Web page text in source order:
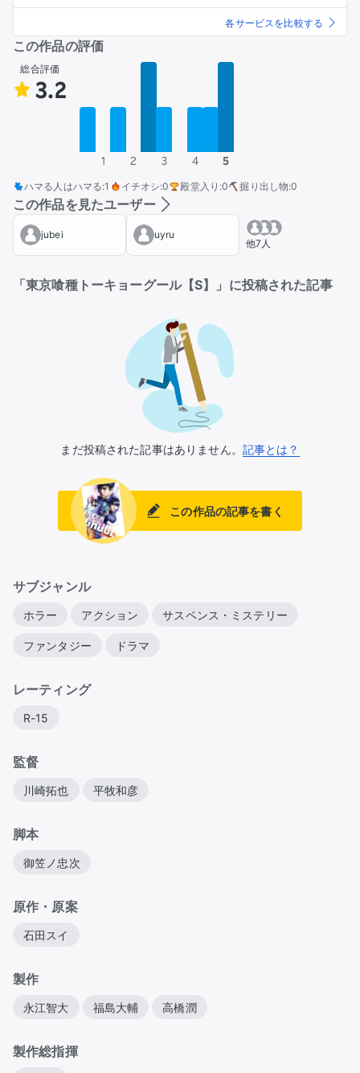
各サービスを比較する
この作品の評価
総合評価
3.2
1 2 3 4 5
ハマる人はハマる:1 イチオシ:0 殿堂入り :0 掘り出し物:0
この作品を見たユーザー
jubei uyru
他7人
「東京喰種トーキョーグール【S】」に投稿された記事
まだ投稿された記事はありません。 記事とは？
この作品の記事を書く
サブジャンル
ホラー アクション サスペンス・ミステリー
ファンタジー ドラマ
レーティング
R-15
監督
川崎拓也 平牧和彦
脚本
御笠ノ忠次
原作・原案
石田スイ
製作
永江智大 福島大輔 高橋潤
製作総指揮